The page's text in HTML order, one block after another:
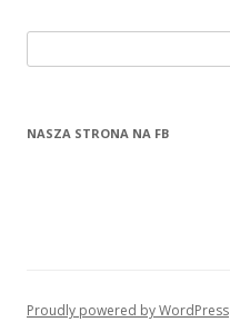
NASZA STRONA NA FB
Proudly powered by WordPress